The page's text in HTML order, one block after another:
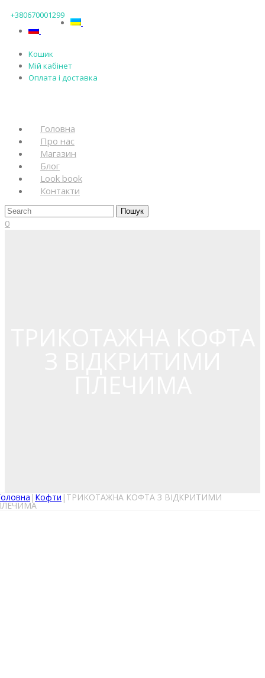
+380670001299
Кошик
Мій кабінет
Оплата і доставка
Головна
Про нас
Магазин
Блог
Look book
Контакти
0
| Кофти | ТРИКОТАЖНА КОФТА З ВІДКРИТИМИ